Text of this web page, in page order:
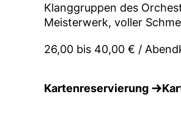
Klanggruppen des
Meisterwerk, voller
26,00 bis 40,00 € /
Kartenreservierung